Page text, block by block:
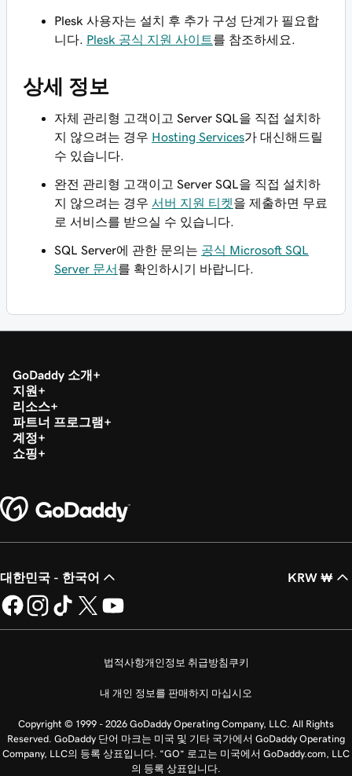
Plesk 사용자는 설치 후 추가 구성 단계가 필요합
니다. Plesk 공식 지원 사이트를 참조하세요.
상세 정보
자체 관리형 고객이고 Server SQL을 직접 설치하
지 않으려는 경우 Hosting Services가 대신해드릴
수 있습니다.
완전 관리형 고객이고 Server SQL을 직접 설치하
지 않으려는 경우 서버 지원 티켓을 제출하면 무료
로 서비스를 받으실 수 있습니다.
SQL Server에 관한 문의는 공식 Microsoft SQL
Server 문서 를 확인하시기 바랍니다.
GoDaddy 소개
지원
리소스
파트너 프로그램
계정
쇼핑
대한민국 - 한국어 KRW ₩
법적사항개인정보 취급방침 쿠키
내 개인 정보를 판매하지 마십시오
Copyright © 1999 - 2026 GoDaddy Operating Company, LLC. All Rights
Reserved. GoDaddy 단어 마크는 미국 및 기타 국가에서 GoDaddy Operating
Company, LLC의 등록 상표입니다. “GO” 로고는 미국에서 GoDaddy.com, LLC
의 등록 상표입니다.